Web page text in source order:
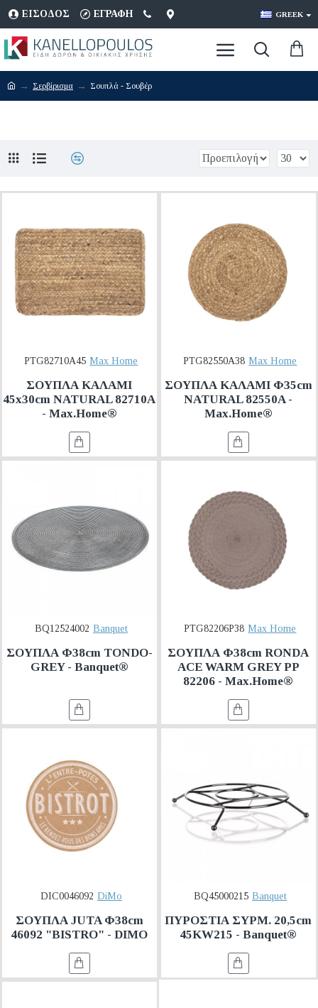
ΕΊΣΟΔΟΣ ΕΓΡΑΦΉ GREEK
Σερβίρισμα Σουπλά - Σουβέρ
PTG82710A45 Max Home
ΣΟΥΠΛΑ ΚΑΛΑΜΙ
45x30cm NATURAL 82710A
- Max.Home®
PTG82550A38 Max Home
ΣΟΥΠΛΑ ΚΑΛΑΜΙ Φ35cm
NATURAL 82550A -
Max.Home®
BQ12524002 Banquet
ΣΟΥΠΛΑ Φ38cm TONDO-
GREY - Banquet®
PTG82206P38 Max Home
ΣΟΥΠΛΑ Φ38cm RONDA
ACE WARM GREY PP
82206 - Max.Home®
DIC0046092 DiMo
ΣΟΥΠΛΑ JUTA Φ38cm
46092 "BISTRO" - DIMO
BQ45000215 Banquet
ΠΥΡΟΣΤΙΑ ΣΥΡΜ. 20,5cm
45KW215 - Banquet®